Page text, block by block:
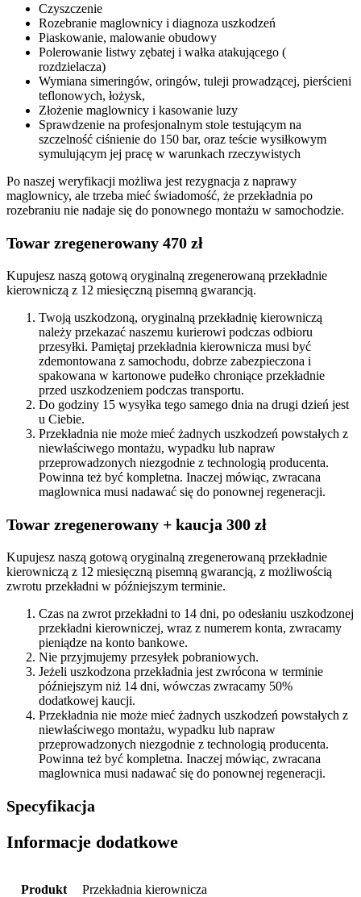
Czyszczenie
Rozebranie maglownicy i diagnoza uszkodzeń
Piaskowanie, malowanie obudowy
Polerowanie listwy zębatej i wałka atakującego (
rozdzielacza)
Wymiana simeringów, oringów, tuleji prowadzącej, pierścieni
teflonowych, łożysk,
Złożenie maglownicy i kasowanie luzy
Sprawdzenie na profesjonalnym stole testującym na
szczelność ciśnienie do 150 bar, oraz teście wysiłkowym
symulującym jej pracę w warunkach rzeczywistych
Po naszej weryfikacji możliwa jest rezygnacja z naprawy
maglownicy, ale trzeba mieć świadomość, że przekładnia po
rozebraniu nie nadaje się do ponownego montażu w samochodzie.
Towar zregenerowany 470 zł
Kupujesz naszą gotową oryginalną zregenerowaną przekładnie
kierowniczą z 12 miesięczną pisemną gwarancją.
Twoją uszkodzoną, oryginalną przekładnię kierowniczą
należy przekazać naszemu kurierowi podczas odbioru
przesyłki. Pamiętaj przekładnia kierownicza musi być
zdemontowana z samochodu, dobrze zabezpieczona i
spakowana w kartonowe pudełko chroniące przekładnie
przed uszkodzeniem podczas transportu.
Do godziny 15 wysyłka tego samego dnia na drugi dzień jest
u Ciebie.
Przekładnia nie może mieć żadnych uszkodzeń powstałych z
niewłaściwego montażu, wypadku lub napraw
przeprowadzonych niezgodnie z technologią producenta.
Powinna też być kompletna. Inaczej mówiąc, zwracana
maglownica musi nadawać się do ponownej regeneracji.
Towar zregenerowany + kaucja 300 zł
Kupujesz naszą gotową oryginalną zregenerowaną przekładnie
kierowniczą z 12 miesięczną pisemną gwarancją, z możliwością
zwrotu przekładni w późniejszym terminie.
Czas na zwrot przekładni to 14 dni, po odesłaniu uszkodzonej
przekładni kierowniczej, wraz z numerem konta, zwracamy
pieniądze na konto bankowe.
Nie przyjmujemy przesyłek pobraniowych.
Jeżeli uszkodzona przekładnia jest zwrócona w terminie
późniejszym niż 14 dni, wówczas zwracamy 50%
dodatkowej kaucji.
Przekładnia nie może mieć żadnych uszkodzeń powstałych z
niewłaściwego montażu, wypadku lub napraw
przeprowadzonych niezgodnie z technologią producenta.
Powinna też być kompletna. Inaczej mówiąc, zwracana
maglownica musi nadawać się do ponownej regeneracji.
Specyfikacja
Informacje dodatkowe
Produkt Przekładnia kierownicza